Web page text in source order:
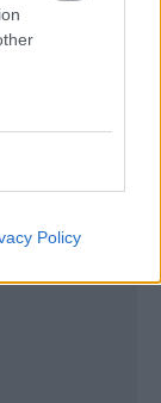
Policy